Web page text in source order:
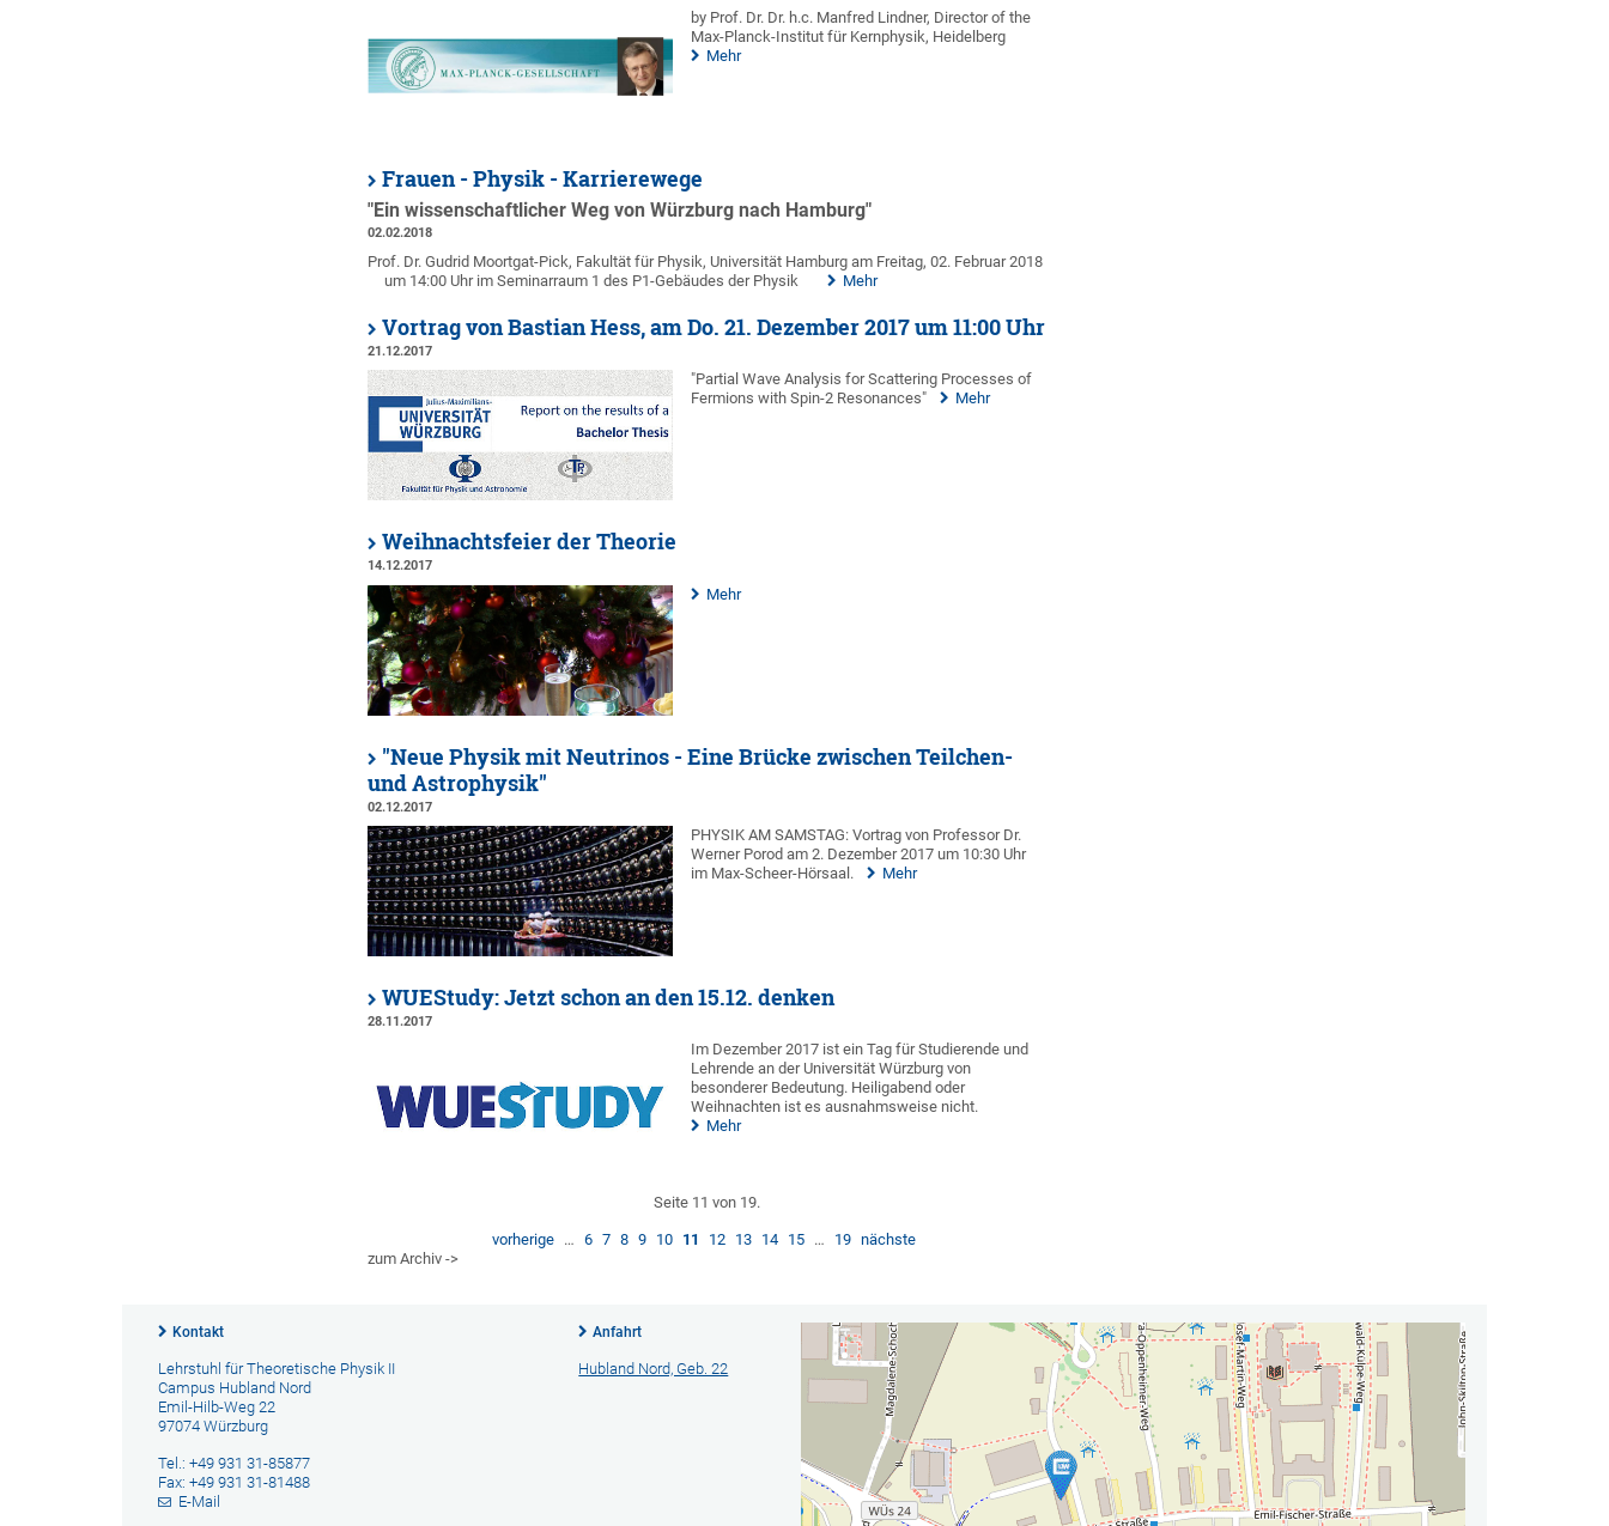
by Prof. Dr. Dr. h.c. Manfred Lindner, Director of the
Max-Planck-Institut für Kernphysik, Heidelberg
Mehr
Frauen - Physik - Karrierewege
"Ein wissenschaftlicher Weg von Würzburg nach Hamburg"
02.02.2018
Prof. Dr. Gudrid Moortgat-Pick, Fakultät für Physik, Universität Hamburg am Freitag, 02. Februar 2018
um 14:00 Uhr im Seminarraum 1 des P1-Gebäudes der Physik
Mehr
Vortrag von Bastian Hess, am Do. 21. Dezember 2017 um 11:00 Uhr
21.12.2017
"Partial Wave Analysis for Scattering Processes of
Fermions with Spin-2 Resonances"
Mehr
Weihnachtsfeier der Theorie
14.12.2017
Mehr
"Neue Physik mit Neutrinos - Eine Brücke zwischen Teilchen-
und Astrophysik"
02.12.2017
PHYSIK AM SAMSTAG: Vortrag von Professor Dr.
Werner Porod am 2. Dezember 2017 um 10:30 Uhr
im Max-Scheer-Hörsaal.
Mehr
WUEStudy: Jetzt schon an den 15.12. denken
28.11.2017
Im Dezember 2017 ist ein Tag für Studierende und
Lehrende an der Universität Würzburg von
besonderer Bedeutung. Heiligabend oder
Weihnachten ist es ausnahmsweise nicht.
Mehr
Seite 11 von 19.
vorherige … 6 7 8 9 10 11 12 13 14 15 … 19 nächste
zum Archiv ->
Kontakt
Lehrstuhl für Theoretische Physik II
Campus Hubland Nord
Emil-Hilb-Weg 22
97074 Würzburg
Tel.: +49 931 31-85877
Fax: +49 931 31-81488
E-Mail
Anfahrt
Hubland Nord, Geb. 22